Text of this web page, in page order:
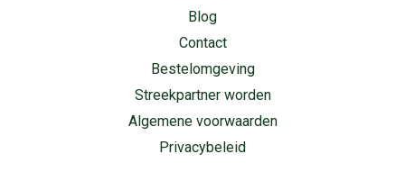
Blog
Contact
Bestelomgeving
Streekpartner worden
Algemene voorwaarden
Privacybeleid